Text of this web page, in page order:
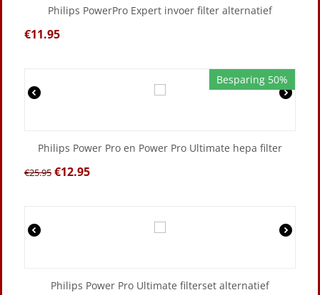
Philips PowerPro Expert invoer filter alternatief
€11.95
Besparing 50%
Philips Power Pro en Power Pro Ultimate hepa filter
€25.95 €12.95
Philips Power Pro Ultimate filterset alternatief